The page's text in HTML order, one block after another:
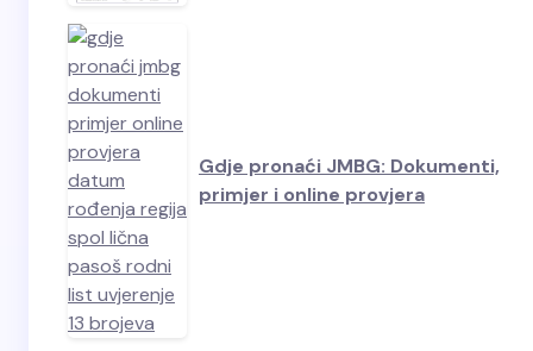
Gdje pronaći JMBG: Dokumenti,
primjer i online provjera